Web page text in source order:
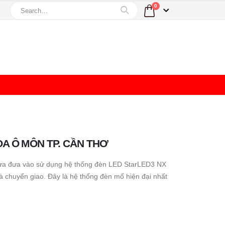
0
Ô MÔN TP. CẦN THƠ
đưa vào sử dụng hệ thống đèn LED StarLED3 NX
chuyển giao. Đây là hệ thống đèn mổ hiện đại nhất